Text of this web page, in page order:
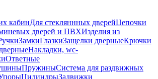
кабинДля стекляннных дверейЦепочки
дверей и ПВХИзделия из
ЗамкиГлазкиЗащелки дверныеКрючки
Накладки, wc-
Ответные
ПружиныСистема для раздвижных
ЦилиндрыЗадвижки